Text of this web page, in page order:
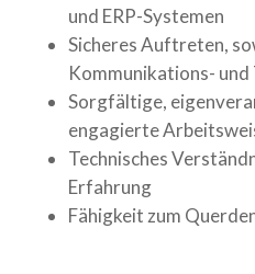
und ERP-Systemen
Sicheres Auftreten,
Kommunikations-
Sorgfältige,
engagierte
Technisches
Erfahrung
Fähigkeit zum